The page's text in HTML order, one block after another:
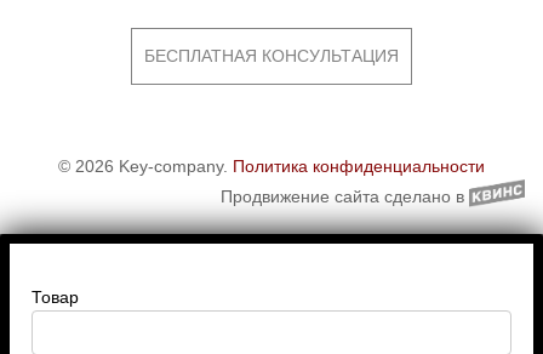
БЕСПЛАТНАЯ КОНСУЛЬТАЦИЯ
© 2026 Key-company. Политика конфиденциальности
Продвижение сайта сделано в
Товар